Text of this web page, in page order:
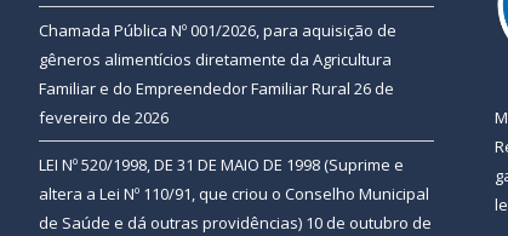
Chamada Pública Nº 001/2026, para aquisição de
gêneros alimentícios diretamente da Agricultura
Familiar e do Empreendedor Familiar Rural 26 de
fevereiro de 2026
LEI Nº 520/1998, DE 31 DE MAIO DE 1998 (Suprime e
altera a Lei Nº 110/91, que criou o Conselho Municipal
de Saúde e dá outras providências) 10 de outubro de